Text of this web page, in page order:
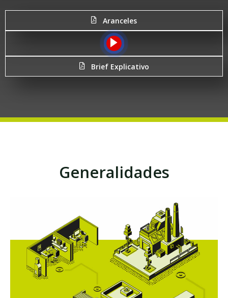
Aranceles
Brief Explicativo
Generalidades